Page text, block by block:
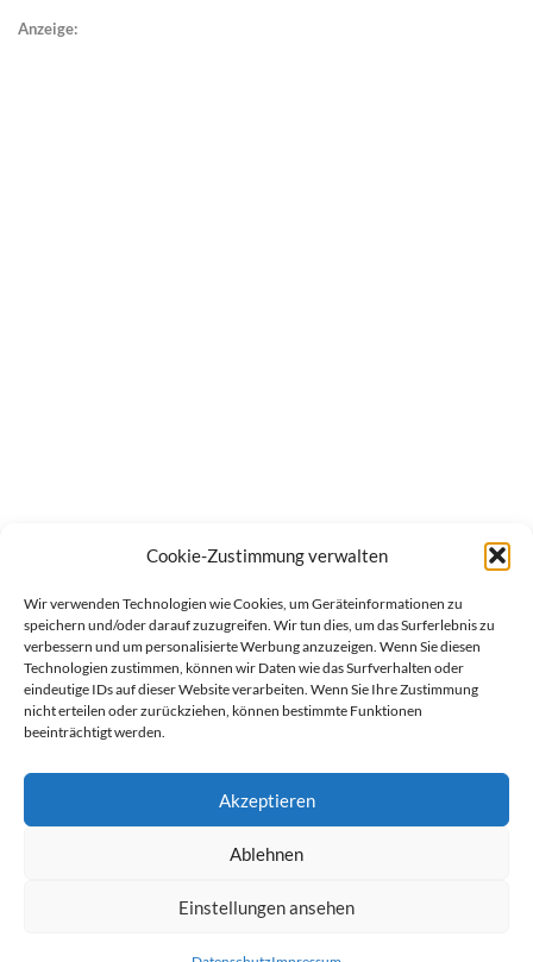
Cookie-Zustimmung verwalten
Wir verwenden Technologien wie Cookies, um Geräteinformationen zu
speichern und/oder darauf zuzugreifen. Wir tun dies, um das Surferlebnis zu
verbessern und um personalisierte Werbung anzuzeigen. Wenn Sie diesen
Technologien zustimmen, können wir Daten wie das Surfverhalten oder
eindeutige IDs auf dieser Website verarbeiten. Wenn Sie Ihre Zustimmung
nicht erteilen oder zurückziehen, können bestimmte Funktionen
beeinträchtigt werden.
Akzeptieren
Ablehnen
Einstellungen ansehen
Anzeige: